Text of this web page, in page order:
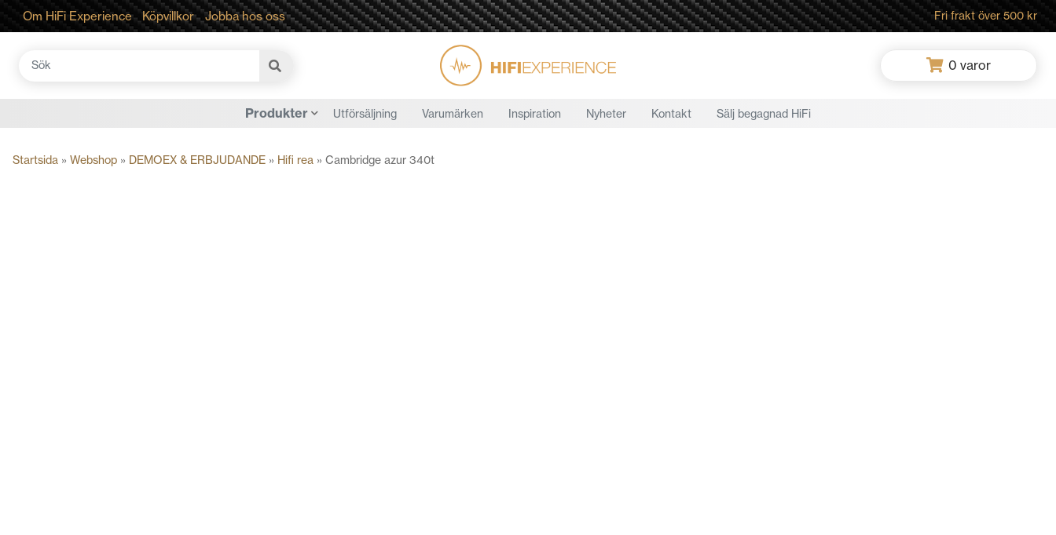
Om HiFi Experience Köpvillkor Jobba hos oss Fri frakt över 500 kr
Sök
0 varor
Produkter Utförsäljning Varumärken Inspiration Nyheter Kontakt Sälj begagnad HiFi
Startsida » Webshop » DEMOEX & ERBJUDANDE » Hifi rea » Cambridge azur 340t